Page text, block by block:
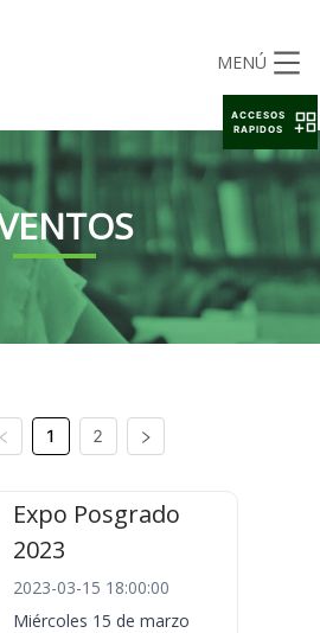
MENÚ
1 2
Expo Posgrado
2023
2023-03-15 18:00:00
Miércoles 15 de marzo
ACCESOS
RAPIDOS